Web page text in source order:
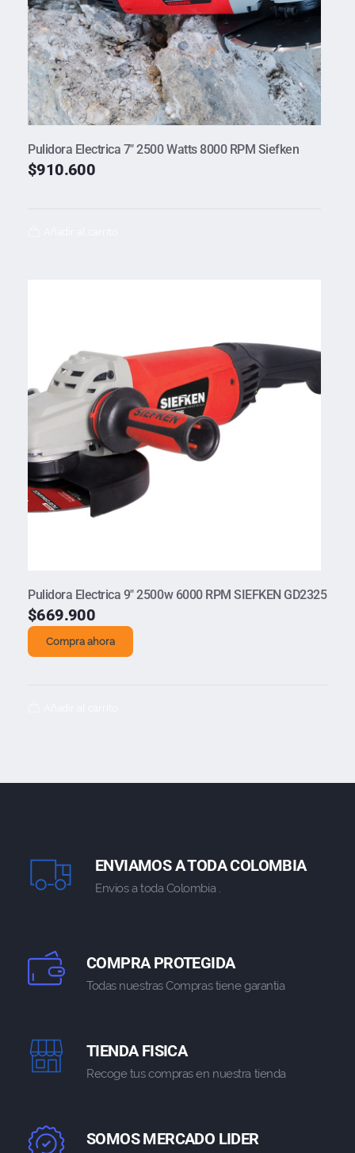
Pulidora Electrica 7″ 2500 Watts 8000 RPM Siefken
$910.600
Pulidora Electrica 9″ 2500w 6000 RPM SIEFKEN GD2325
$669.900
Compra ahora
ENVIAMOS A TODA COLOMBIA
Envios a toda Colombia .
COMPRA PROTEGIDA
Todas nuestras Compras tiene garantia
TIENDA FISICA
Recoge tus compras en nuestra tienda
SOMOS MERCADO LIDER